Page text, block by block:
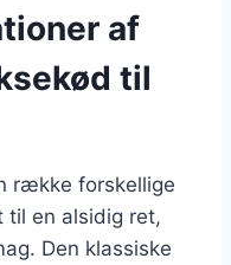
af
til
række forskellige
til en alsidig ret,
Den klassiske